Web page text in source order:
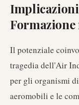
Implicazioni
Il potenziale
tragedia dell'Air
per gli organismi
aeromobili e le